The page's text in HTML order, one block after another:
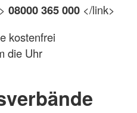
08000 365 000 </link>
kostenfrei
die Uhr